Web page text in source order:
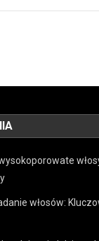
włosów: